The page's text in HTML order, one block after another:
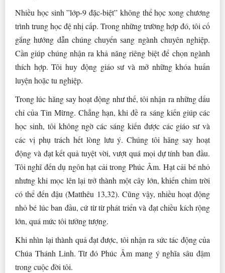
Nhiều học sinh ”lớp-9 đặc-biệt” không thể học xong chương
trình trung học đệ nhị cấp. Trong những trường hợp đó, tôi cố
gắng hướng dẫn chúng chuyển sang ngành chuyên nghiệp.
Cần giúp chúng nhận ra khả năng riêng biệt để chọn ngành
thích hợp. Tôi huy động giáo sư và mở những khóa huấn
luyện hoặc tu nghiệp.
Trong lúc hăng say hoạt động như thế, tôi nhận ra những dấu
chỉ của Tin Mừng. Chẳng hạn, khi đề ra sáng kiến giúp các
học sinh, tôi không ngờ các sáng kiến được các giáo sư và
các vị phụ trách hết lòng lưu ý. Chúng tôi hăng say hoạt
động và đạt kết quả tuyệt vời, vượt quá mọi dự tính ban đầu.
Tôi nghĩ đến dụ ngôn hạt cải trong Phúc Âm. Hạt cải bé nhỏ
nhưng khi mọc lên lại trở thành một cây lớn, khiến chim trời
có thể đến đậu (Matthêu 13,32). Cũng vậy, nhiều hoạt động
nhỏ bé lúc ban đầu, cứ từ từ phát triển và đạt chiều kích rộng
lớn, quá mức tôi tưởng tượng.
Khi nhìn lại thành quả đạt được, tôi nhận ra sức tác động của
Chúa Thánh Linh. Từ đó Phúc Âm mang ý nghĩa sâu đậm
trong cuộc đời tôi.